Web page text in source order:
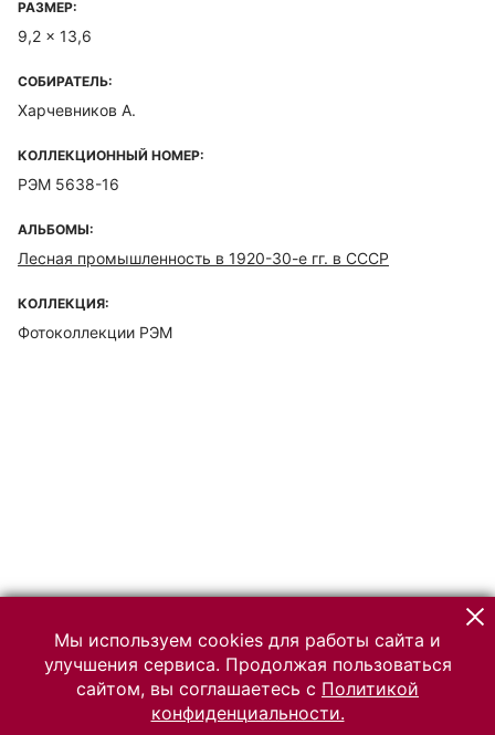
РАЗМЕР:
9,2 x 13,6
СОБИРАТЕЛЬ:
Харчевников А.
КОЛЛЕКЦИОННЫЙ НОМЕР:
РЭМ 5638-16
АЛЬБОМЫ:
Лесная промышленность в 1920-30-е гг. в СССР
КОЛЛЕКЦИЯ:
Фотоколлекции РЭМ
Мы используем cookies для работы сайта и
улучшения сервиса. Продолжая пользоваться
сайтом, вы соглашаетесь с Политикой
конфиденциальности.